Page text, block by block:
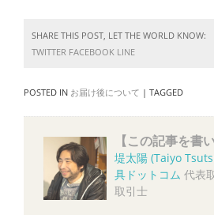
SHARE THIS POST, LET THE WORLD KNOW:
TWITTER FACEBOOK LINE
POSTED IN お届け後について | TAGGED
【この記事を書
堤太陽 (Taiyo
具ドットコム 代表
取引士